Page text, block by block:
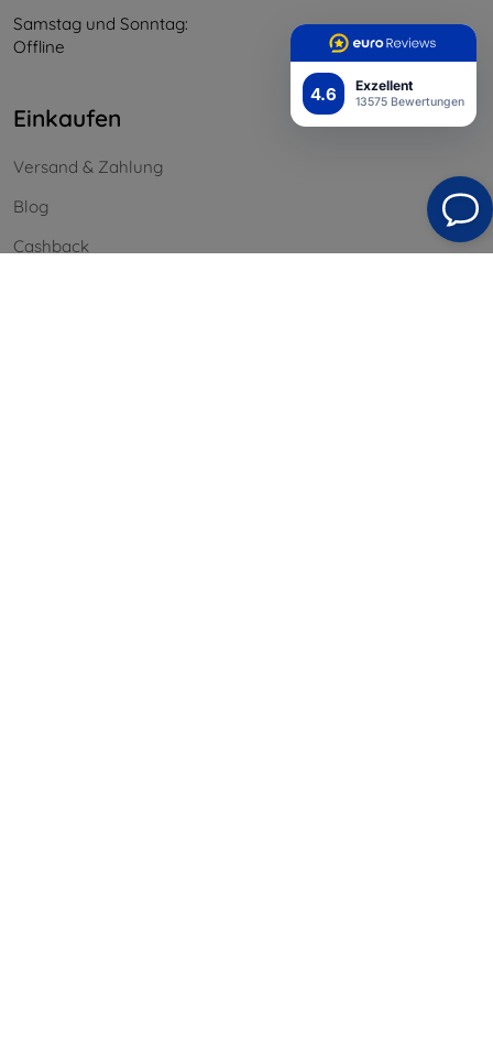
4.6 Exzellent
13575 Bewertungen
Samstag und Sonntag:
Offline
Einkaufen
Versand & Zahlung
Blog
Cashback